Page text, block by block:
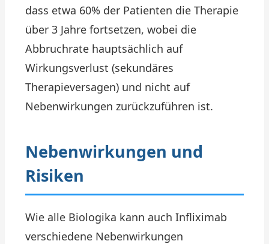
dass etwa 60% der Patienten die Therapie
über 3 Jahre fortsetzen, wobei die
Abbruchrate hauptsächlich auf
Wirkungsverlust (sekundäres
Therapieversagen) und nicht auf
Nebenwirkungen zurückzuführen ist.
Nebenwirkungen und
Risiken
Wie alle Biologika kann auch Infliximab
verschiedene Nebenwirkungen